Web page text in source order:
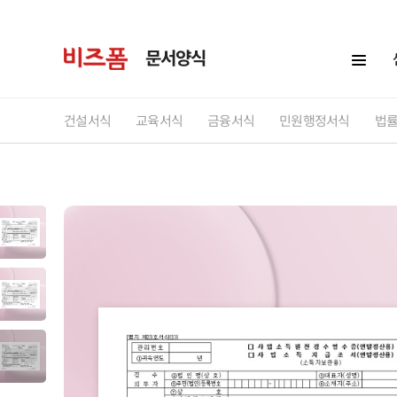
문서양식
건설서식 교육서식 금융서식 민원행정서식 법